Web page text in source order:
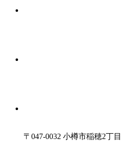
〒047-0032 小樽市稲穂2丁